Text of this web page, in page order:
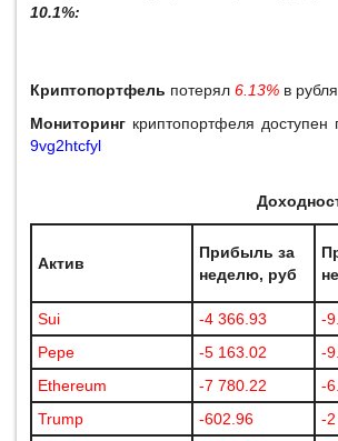
10.1%:
Криптопортфель потерял 6.13% в
Мониторинг криптопортфеля доступен
9vg2htcfyl
Актив
Прибыль за
неделю, руб
Sui
-4 366.93 -
Pepe
-5 163.02 -
Ethereum
-7 780.22 -
Trump
-602.96 -2